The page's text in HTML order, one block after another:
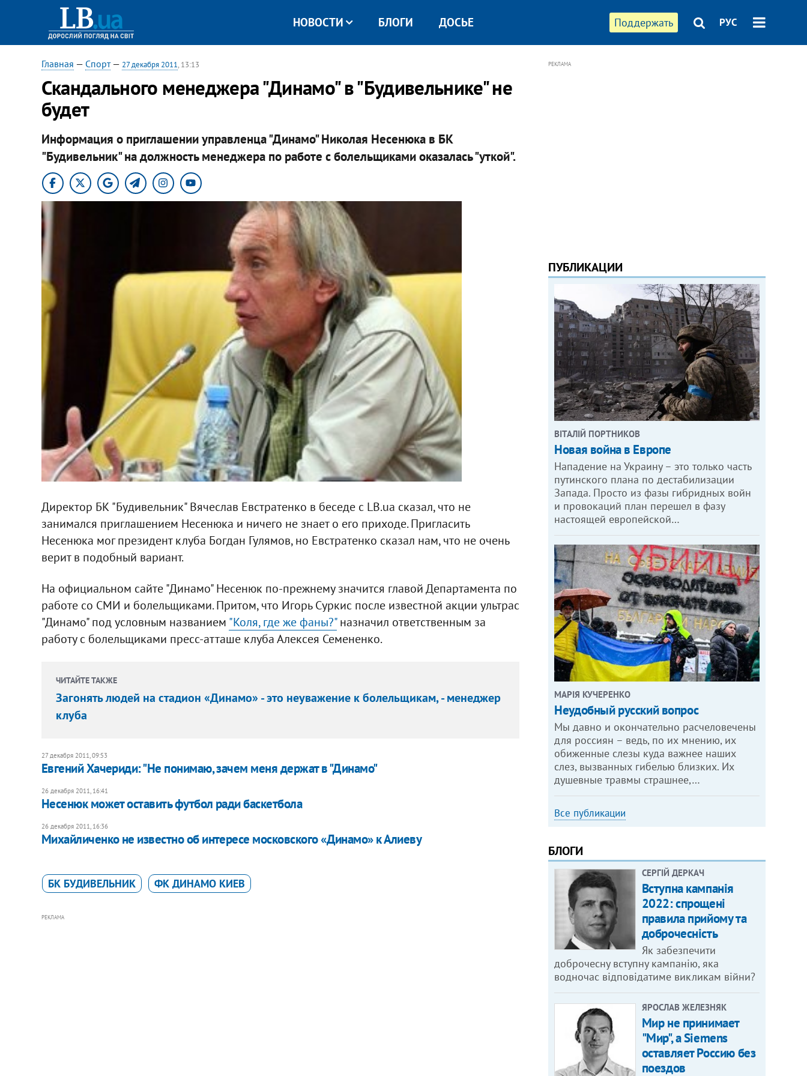
Поддержать РУС
НОВОСТИ БЛОГИ ДОСЬЕ
Главная — Спорт— 27 декабря 2011, 13:13
Скандального менеджера "Динамо" в "Будивельнике" не
будет
Информация о приглашении управленца "Динамо" Николая Несенюка в БК
"Будивельник" на должность менеджера по работе с болельщиками оказалась "уткой".
Директор БК "Будивельник" Вячеслав Евстратенко в беседе с LB.ua сказал, что не
занимался приглашением Несенюка и ничего не знает о его приходе. Пригласить
Несенюка мог президент клуба Богдан Гулямов, но Евстратенко сказал нам, что не очень
верит в подобный вариант.
На официальном сайте "Динамо" Несенюк по-прежнему значится главой Департамента по
работе со СМИ и болельщиками. Притом, что Игорь Суркис после известной акции ультрас
"Динамо" под условным названием "Коля, где же фаны?"назначил ответственным за
работу с болельщиками пресс-атташе клуба Алексея Семененко.
ЧИТАЙТЕ ТАКЖЕ
Загонять людей на стадион «Динамо» - это неуважение к болельщикам, - менеджер
клуба
27 декабря 2011, 09:53
Евгений Хачериди: "Не понимаю, зачем меня держат в "Динамо"
26 декабря 2011, 16:41
Несенюк может оставить футбол ради баскетбола
26 декабря 2011, 16:36
Михайличенко не известно об интересе московского «Динамо» к Алиеву
БК БУДИВЕЛЬНИК ФК ДИНАМО КИЕВ
РЕКЛАМА
РЕКЛАМА
ПУБЛИКАЦИИ
ВІТАЛІЙ ПОРТНИКОВ
Новая война в Европе
Нападение на Украину – это только часть
путинского плана по дестабилизации
Запада. Просто из фазы гибридных войн
и провокаций план перешел в фазу
настоящей европейской…
МАРІЯ КУЧЕРЕНКО
​Неудобный русский вопрос
Мы давно и окончательно расчеловечены
для россиян – ведь, по их мнению, их
обиженные слезы куда важнее наших
слез, вызванных гибелью близких. Их
душевные травмы страшнее,…
Все публикации
БЛОГИ
СЕРГІЙ ДЕРКАЧ
Вступна кампанія
2022: спрощені
правила прийому та
доброчесність
Як забезпечити
доброчесну вступну кампанію, яка
водночас відповідатиме викликам війни?
ЯРОСЛАВ ЖЕЛЕЗНЯК
Мир не принимает
"Мир", а Siemens
оставляет Россию без
поездов